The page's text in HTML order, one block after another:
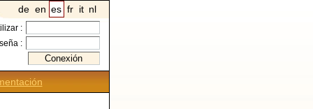
de en es fr it nl
:
: